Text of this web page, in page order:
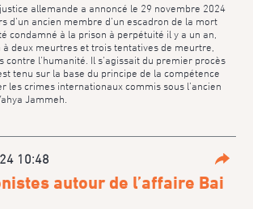
allemande a annoncé le 29 novembre 2024
d’un ancien membre d’un escadron de la mort
condamné à la prison à perpétuité il y a un an,
deux meurtres et trois tentatives de meurtre,
contre l’humanité. Il s’agissait du premier procès
tenu sur la base du principe de la compétence
les crimes internationaux commis sous l’ancien
Jammeh.
10:48
autour de l’affaire Bai